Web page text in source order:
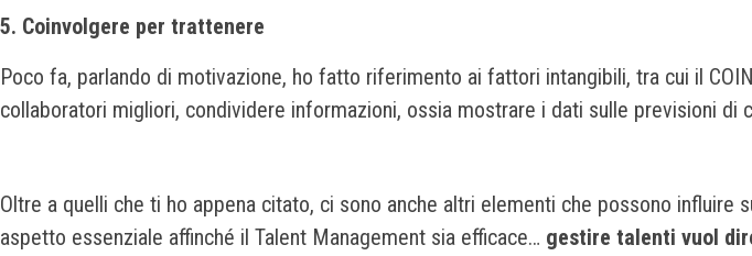
5. Coinvolgere per trattenere
Poco fa, parlando di motivazione, ho fatto riferimento ai fattori intangibili, tra cui il
collaboratori migliori, condividere informazioni, ossia mostrare i dati sulle previsioni di
Oltre a quelli che ti ho appena citato, ci sono anche altri elementi che possono
aspetto essenziale affinché il Talent Management sia efficace… gestire talenti vuol